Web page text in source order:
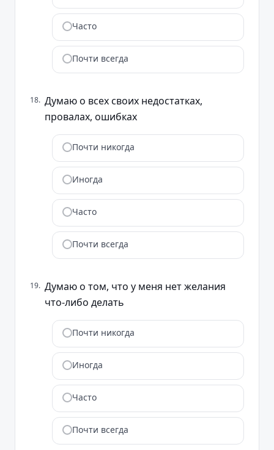
Часто
Почти всегда
18. Думаю о всех своих недостатках,
провалах, ошибках
Почти никогда
Иногда
Часто
Почти всегда
19. Думаю о том, что у меня нет желания
что-либо делать
Почти никогда
Иногда
Часто
Почти всегда